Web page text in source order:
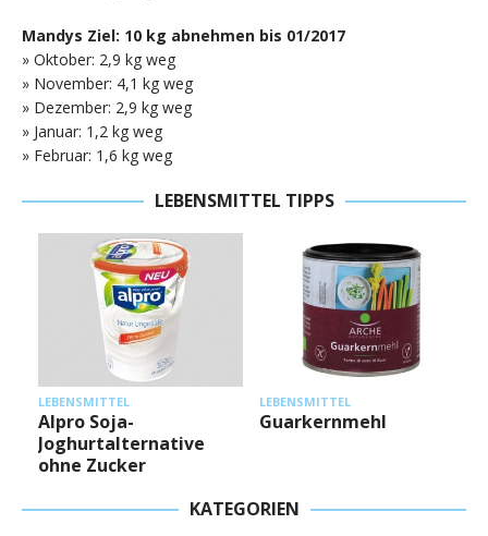
Mandys Ziel: 10 kg abnehmen bis 01/2017
» Oktober: 2,9 kg weg
» November: 4,1 kg weg
» Dezember: 2,9 kg weg
» Januar: 1,2 kg weg
» Februar: 1,6 kg weg
LEBENSMITTEL TIPPS
LEBENSMITTEL
Alpro Soja-
Joghurtalternative
ohne Zucker
LEBENSMITTEL
Guarkernmehl
KATEGORIEN